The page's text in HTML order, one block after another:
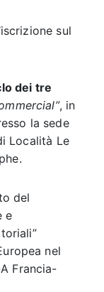
sul
dei tre
, in
la sede
Località Le
del
e
nel
Francia-